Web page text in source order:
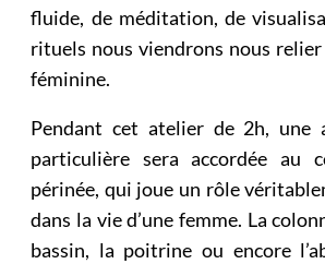
fluide, de méditation, de
rituels nous viendrons nous
féminine.
Pendant cet atelier de 2h, une
particulière sera accordée au
périnée, qui joue un rôle
dans la vie d’une femme. La
bassin, la poitrine ou encore